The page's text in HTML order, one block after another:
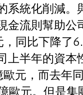
系統化削減。
金流則幫助公
同比下降了
上半年的資本
元，而去年
歐元。但是集